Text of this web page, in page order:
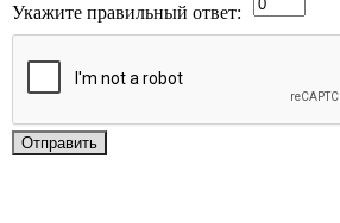
Укажите правильный ответ: